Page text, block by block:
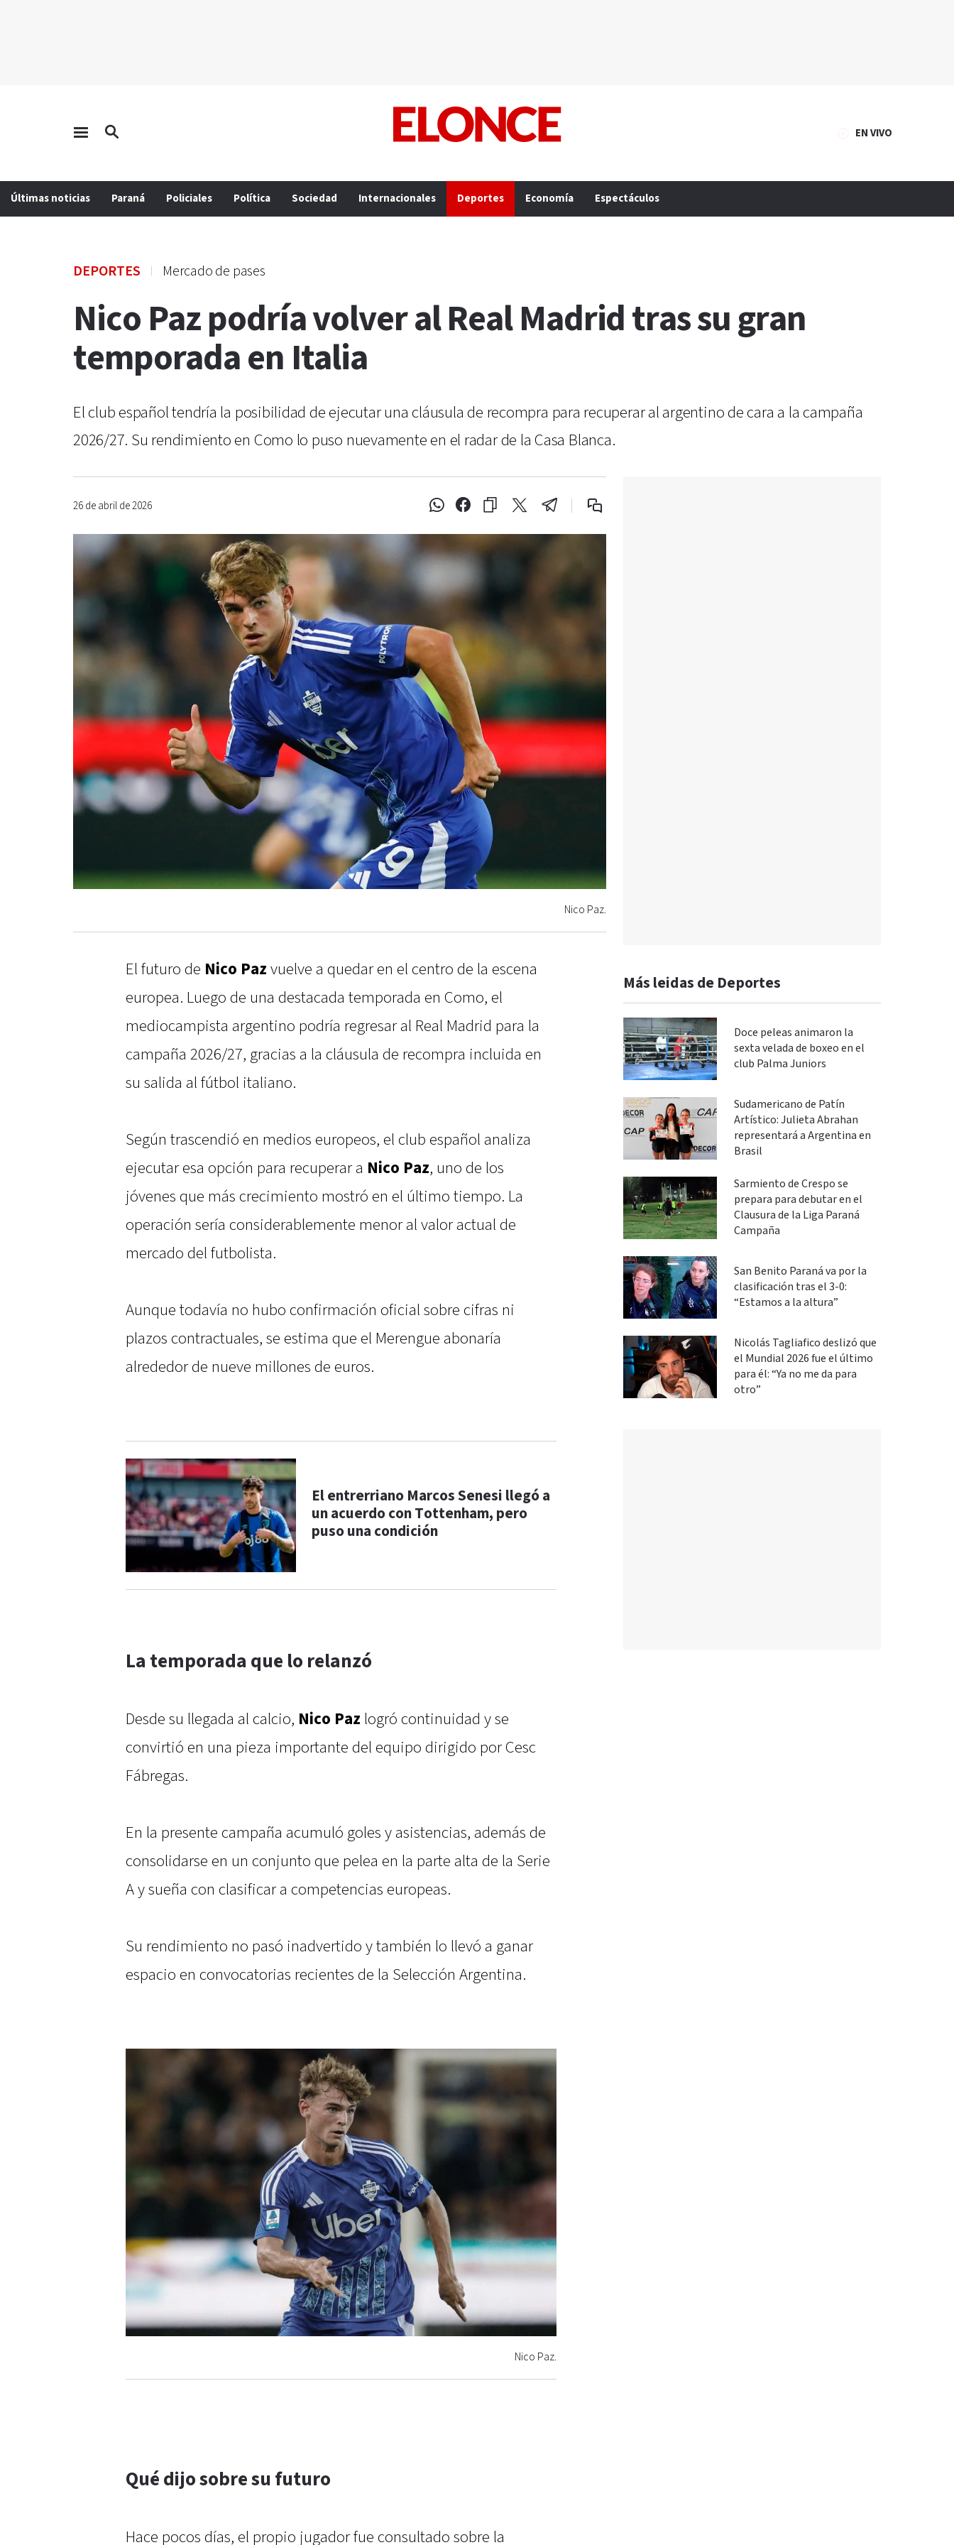
EN VIVO
Últimas noticias Paraná Policiales Política Sociedad Internacionales Deportes Economía Espectáculos
DEPORTES Mercado de pases
Nico Paz podría volver al Real Madrid tras su gran
temporada en Italia
El club español tendría la posibilidad de ejecutar una cláusula de recompra para recuperar al argentino de cara a la campaña
2026/27. Su rendimiento en Como lo puso nuevamente en el radar de la Casa Blanca.
26 de abril de 2026
Nico Paz.
El futuro de Nico Paz vuelve a quedar en el centro de la escena
europea. Luego de una destacada temporada en Como, el
mediocampista argentino podría regresar al Real Madrid para la
campaña 2026/27, gracias a la cláusula de recompra incluida en
su salida al fútbol italiano.
Según trascendió en medios europeos, el club español analiza
ejecutar esa opción para recuperar a Nico Paz, uno de los
jóvenes que más crecimiento mostró en el último tiempo. La
operación sería considerablemente menor al valor actual de
mercado del futbolista.
Aunque todavía no hubo confirmación oficial sobre cifras ni
plazos contractuales, se estima que el Merengue abonaría
alrededor de nueve millones de euros.
El entrerriano Marcos Senesi llegó a
un acuerdo con Tottenham, pero
puso una condición
La temporada que lo relanzó
Desde su llegada al calcio, Nico Paz logró continuidad y se
convirtió en una pieza importante del equipo dirigido por Cesc
Fábregas.
En la presente campaña acumuló goles y asistencias, además de
consolidarse en un conjunto que pelea en la parte alta de la Serie
A y sueña con clasificar a competencias europeas.
Su rendimiento no pasó inadvertido y también lo llevó a ganar
espacio en convocatorias recientes de la Selección Argentina.
Nico Paz.
Qué dijo sobre su futuro
Hace pocos días, el propio jugador fue consultado sobre la
Más leidas de Deportes
Doce peleas animaron la
sexta velada de boxeo en el
club Palma Juniors
Sudamericano de Patín
Artístico: Julieta Abrahan
representará a Argentina en
Brasil
Sarmiento de Crespo se
prepara para debutar en el
Clausura de la Liga Paraná
Campaña
San Benito Paraná va por la
clasificación tras el 3-0:
“Estamos a la altura”
Nicolás Tagliafico deslizó que
el Mundial 2026 fue el último
para él: “Ya no me da para
otro”